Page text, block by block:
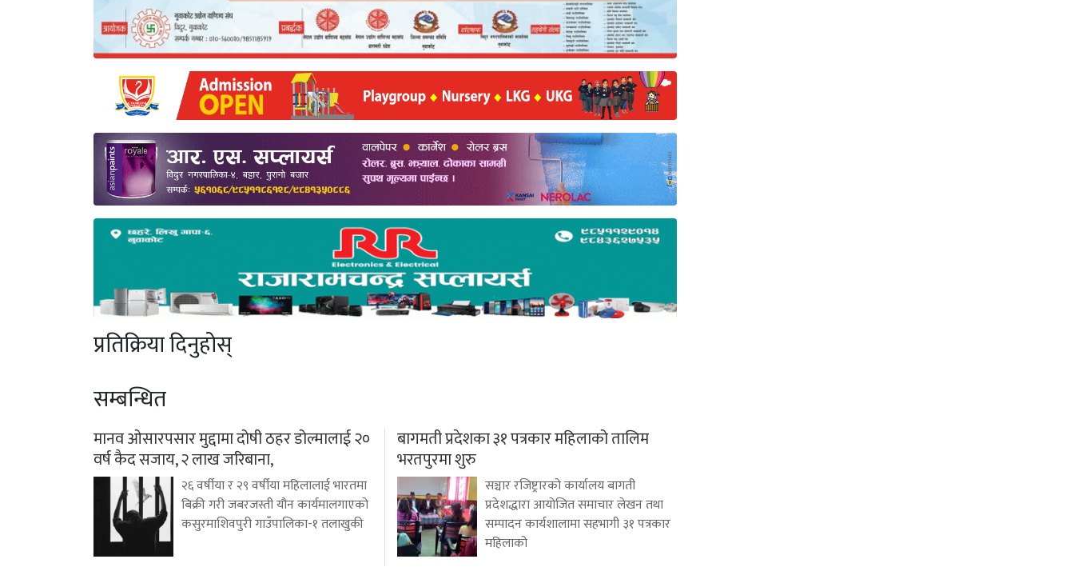
प्रतिक्रिया दिनुहोस्
सम्बन्धित
मानव ओसारपसार मुद्दामा दोषी ठहर डोल्मालाई २०
वर्ष कैद सजाय, २ लाख जरिबाना,
२६ वर्षीया र २९ वर्षीया महिलालाई भारतमा
बिक्री गरी जबरजस्ती यौन कार्यमालगाएको
कसुरमाशिवपुरी गाउँपालिका-१ तलाखुकी
बागमती प्रदेशका ३१ पत्रकार महिलाको तालिम
भरतपुरमा शुरु
सञ्चार रजिष्ट्रारको कार्यालय बागती
प्रदेशद्धारा आयोजित समाचार लेखन तथा
सम्पादन कार्यशालामा सहभागी ३१ पत्रकार
महिलाको